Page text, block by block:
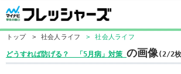
トップ > 社会人ライフ > 社会人ライフ
どうすれば防げる？ 「5月病」対策 の画像(2/2